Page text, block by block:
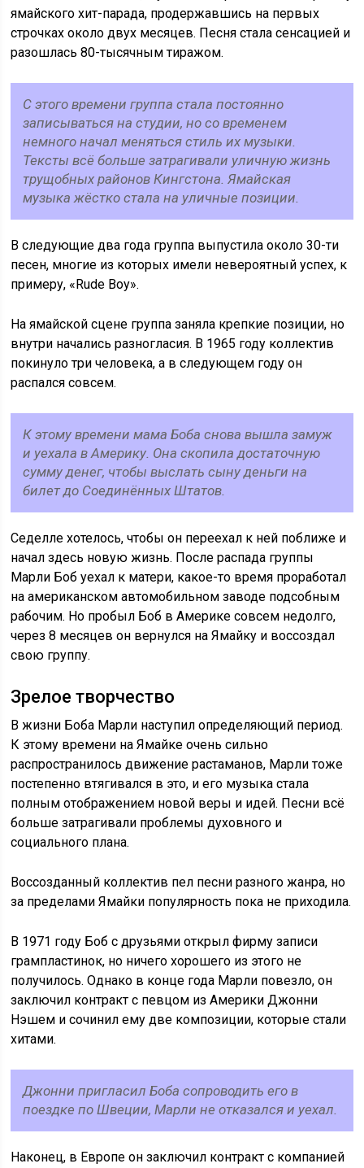
ямайского хит-парада, продержавшись на первых
строчках около двух месяцев. Песня стала сенсацией и
разошлась 80-тысячным тиражом.
С этого времени группа стала постоянно
записываться на студии, но со временем
немного начал меняться стиль их музыки.
Тексты всё больше затрагивали уличную жизнь
трущобных районов Кингстона. Ямайская
музыка жёстко стала на уличные позиции.
В следующие два года группа выпустила около 30-ти
песен, многие из которых имели невероятный успех, к
примеру, «Rude Boy».
На ямайской сцене группа заняла крепкие позиции, но
внутри начались разногласия. В 1965 году коллектив
покинуло три человека, а в следующем году он
распался совсем.
К этому времени мама Боба снова вышла замуж
и уехала в Америку. Она скопила достаточную
сумму денег, чтобы выслать сыну деньги на
билет до Соединённых Штатов.
Седелле хотелось, чтобы он переехал к ней поближе и
начал здесь новую жизнь. После распада группы
Марли Боб уехал к матери, какое-то время проработал
на американском автомобильном заводе подсобным
рабочим. Но пробыл Боб в Америке совсем недолго,
через 8 месяцев он вернулся на Ямайку и воссоздал
свою группу.
Зрелое творчество
В жизни Боба Марли наступил определяющий период.
К этому времени на Ямайке очень сильно
распространилось движение растаманов, Марли тоже
постепенно втягивался в это, и его музыка стала
полным отображением новой веры и идей. Песни всё
больше затрагивали проблемы духовного и
социального плана.
Воссозданный коллектив пел песни разного жанра, но
за пределами Ямайки популярность пока не приходила.
В 1971 году Боб с друзьями открыл фирму записи
грампластинок, но ничего хорошего из этого не
получилось. Однако в конце года Марли повезло, он
заключил контракт с певцом из Америки Джонни
Нэшем и сочинил ему две композиции, которые стали
хитами.
Джонни пригласил Боба сопроводить его в
поездке по Швеции, Марли не отказался и уехал.
Наконец, в Европе он заключил контракт с компанией